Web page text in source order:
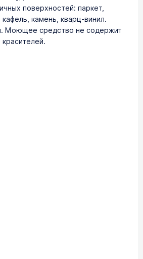
поверхностей: паркет,
камень, кварц-винил.
Моющее средство не содержит